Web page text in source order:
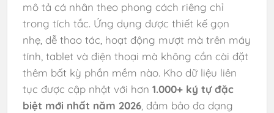
mô tả cá nhân theo phong cách riêng chỉ
trong tích tắc. Ứng dụng được thiết kế gọn
nhẹ, dễ thao tác, hoạt động mượt mà trên máy
tính, tablet và điện thoại mà không cần cài đặt
thêm bất kỳ phần mềm nào. Kho dữ liệu liên
tục được cập nhật với hơn 1.000+ ký tự đặc
biệt mới nhất năm 2026, đảm bảo đa dạng